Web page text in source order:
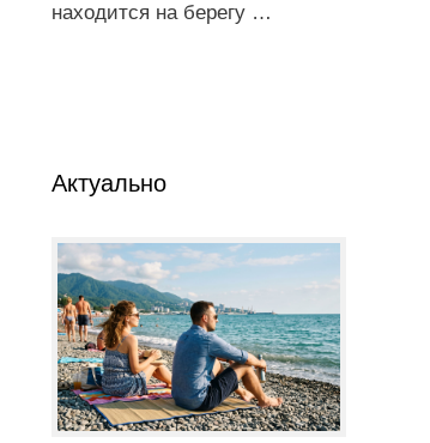
находится на берегу …
Актуально